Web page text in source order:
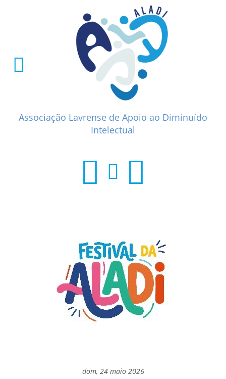
Associação Lavrense de Apoio ao Diminuído
Intelectual
dom, 24 maio 2026